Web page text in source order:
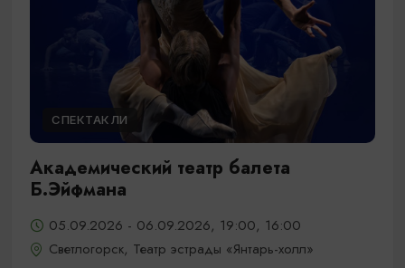
СПЕКТАКЛИ
Академический театр балета
Б.Эйфмана
05.09.2026 - 06.09.2026, 19:00, 16:00
Светлогорск, Театр эстрады «Янтарь-холл»